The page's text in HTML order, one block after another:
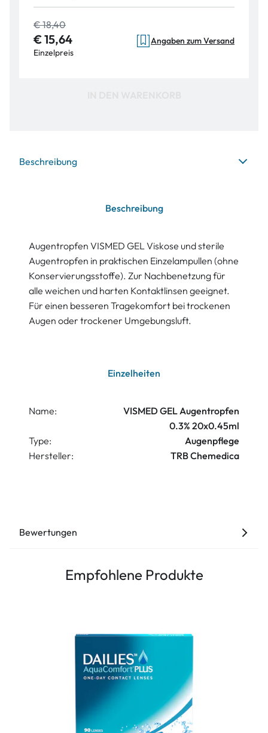
€ 18,40
€ 15,64
Einzelpreis
Angaben zum Versand
Beschreibung
Beschreibung
Augentropfen VISMED GEL Viskose und sterile
Augentropfen in praktischen Einzelampullen (ohne
Konservierungsstoffe). Zur Nachbenetzung für
alle weichen und harten Kontaktlinsen geeignet.
Für einen besseren Tragekomfort bei trockenen
Augen oder trockener Umgebungsluft.
Einzelheiten
Name:
VISMED GEL Augentropfen
0.3% 20x0.45ml
Type:
Augenpflege
Hersteller:
TRB Chemedica
Bewertungen
Empfohlene Produkte